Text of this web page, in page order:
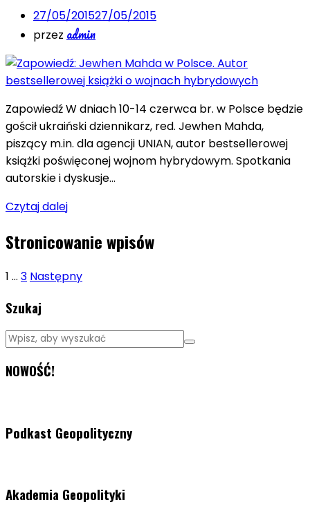
27/05/201527/05/2015
przez admin
Zapowiedź W dniach 10-14 czerwca br. w Polsce będzie
gościł ukraiński dziennikarz, red. Jewhen Mahda,
piszący m.in. dla agencji UNIAN, autor bestsellerowej
książki poświęconej wojnom hybrydowym. Spotkania
autorskie i dyskusje…
Czytaj dalej
Stronicowanie wpisów
1 … 3 Następny
Szukaj
NOWOŚĆ!
Podkast Geopolityczny
Akademia Geopolityki